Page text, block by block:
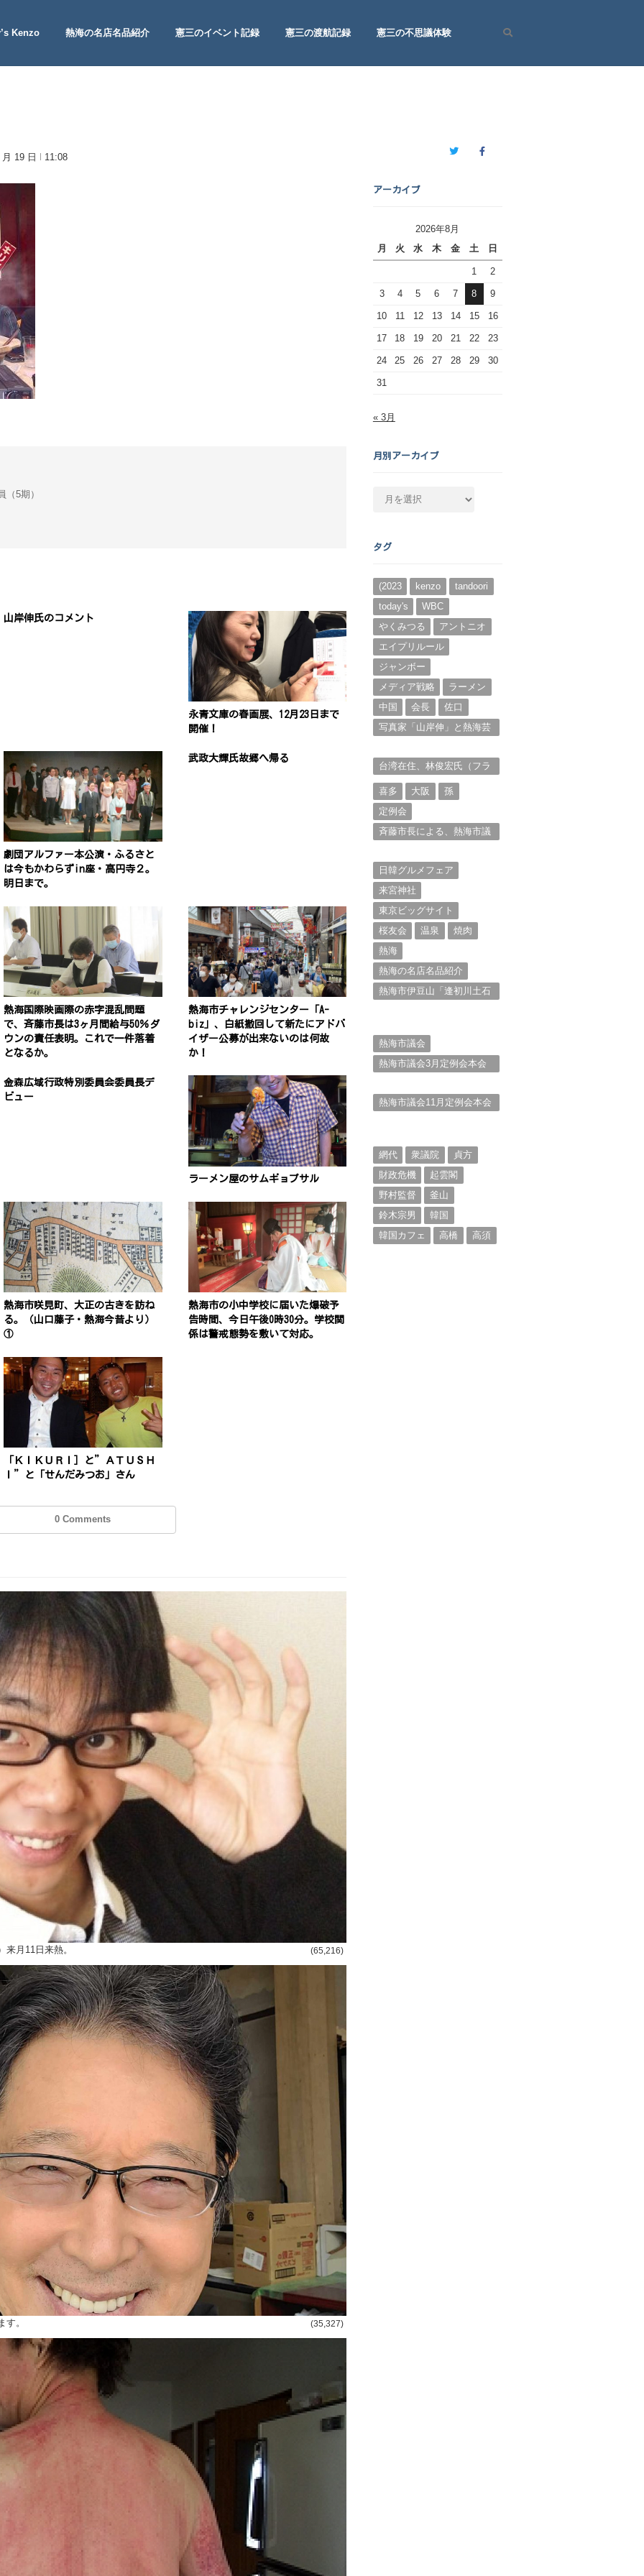
Site
Kenzo 熱海の名店名品紹介 憲三のイベント記録 憲三の渡航記録
憲三の不思議体験
19 日 11:08 TwitterFacebook
員（5期）
山岸伸氏のコメント
永青文庫の春画展、12月23日まで
開催！
劇団アルファー本公演・ふるさと
は今もかわらずin座・高円寺２。
明日まで。
武政大輝氏故郷へ帰る
熱海国際映画際の赤字混乱問題
で、斉藤市長は3ヶ月間給与50％ダ
ウンの責任表明。これで一件落着
となるか。
熱海市チャレンジセンター「A-
biz」、白紙撤回して新たにアドバ
イザー公募が出来ないのは何故
か！
金森広域行政特別委員会委員長デ
ビュー
ラーメン屋のサムギョプサル
熱海市咲見町、大正の古きを訪ね
る。（山口藤子・熱海今昔より）
①
熱海市の小中学校に届いた爆破予
告時間、今日午後0時30分。学校関
係は警戒態勢を敷いて対応。
「ＫＩＫＵＲＩ］と”ＡＴＵＳＨ
Ｉ”と「せんだみつお」さん
0 Comments
月11日来熱。 (65,216)
。 (35,327)
アーカイブ
2026年8月
月
火 水 木 金 土 日
1 2
3 4 5 6 7 8 9
10 11 12 13 14 15 16
17 18 19 20 21 22 23
24 25 26 27 28 29 30
31
« 3月
月別アーカイブ
カ
ブ
タグ
(2023 kenzo
tandoori
today's
WBC
やくみつる
アントニオ
エイプリルール
ジャンボー
メディア戦略
ラーメン
中国
会長
佐口
写真家「山岸伸」と熱海芸
台湾在住、林俊宏氏（フラ
喜多
大阪
孫
定例会
斉藤市長による、熱海市議
日韓グルメフェア
来宮神社
東京ビッグサイト
桜友会
温泉
焼肉
熱海
熱海の名店名品紹介
熱海市伊豆山「逢初川土石
熱海市議会
熱海市議会3月定例会本会
熱海市議会11月定例会本会
網代
衆議院
貞方
財政危機
起雲閣
野村監督
釜山
鈴木宗男
韓国
韓国カフェ
高橋 高須